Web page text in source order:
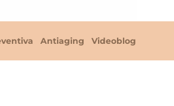
Antiaging Videoblog